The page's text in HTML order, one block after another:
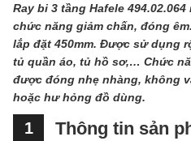
Ray bi 3 tầng Hafele
chức năng giảm chấn, đóng
lắp đặt 450mm. Được sử dụng
tủ quần áo, tủ hồ sơ,… Chức
được đóng nhẹ nhàng, không
hoặc hư hỏng đồ dùng.
Thông tin sản
1